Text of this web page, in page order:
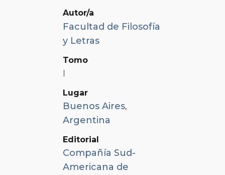
Autor/a
Facultad de Filosofía
y Letras
Tomo
I
Lugar
Buenos Aires,
Argentina
Editorial
Compañía Sud-
Americana de